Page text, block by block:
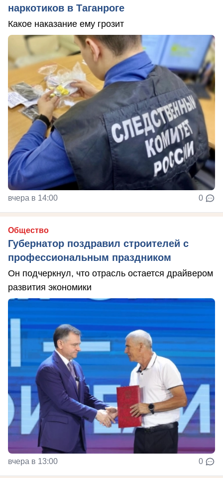
наркотиков в Таганроге
Какое наказание ему грозит
вчера в 14:00 0
Общество
Губернатор поздравил строителей с
профессиональным праздником
Он подчеркнул, что отрасль остается драйвером
развития экономики
вчера в 13:00 0